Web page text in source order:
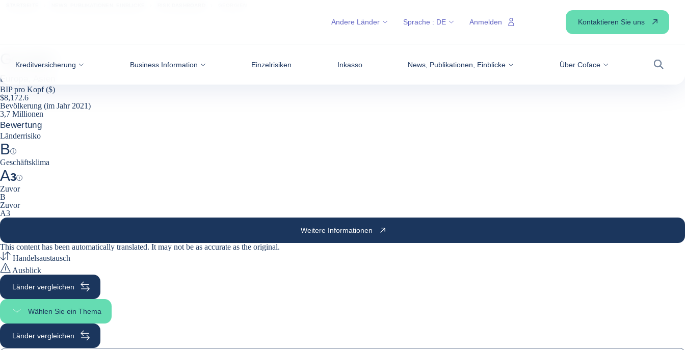
Kreditversicherung Business Information Einzelrisiken Inkasso News, Publikationen, Einblicke Über Coface
Suche
Andere Länder Sprache : DE Anmelden Kontaktieren Sie uns
Georgien
Europa, Asien
BIP pro Kopf ($)
$8,172.6
Bevölkerung (im Jahr 2021)
3,7 Millionen
Bewertung
Länderrisiko
B
Help
Geschäftsklima
A3
Help
Zuvor
B
Zuvor
A3
Weitere Informationen
This content has been automatically translated. It may not be as accurate as the original.
Handelsaustausch
Ausblick
Länder vergleichen
Wählen Sie ein Thema
Seitenabschnitt auswählen
Länder vergleichen